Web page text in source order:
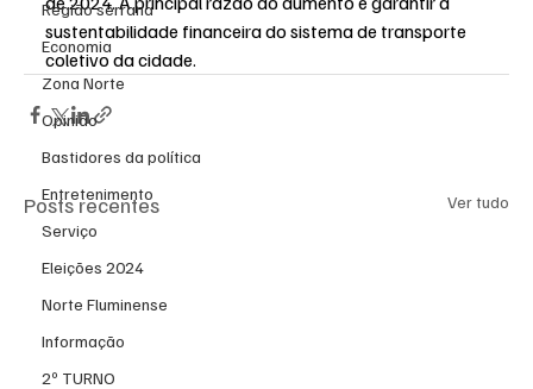
Região serrana
Economia
Zona Norte
Opinião
Bastidores da política
Entretenimento
Serviço
Eleições 2024
Norte Fluminense
Informação
2º TURNO
sustentabilidade financeira do sistema de transporte
coletivo da cidade.
Posts recentes Ver tudo